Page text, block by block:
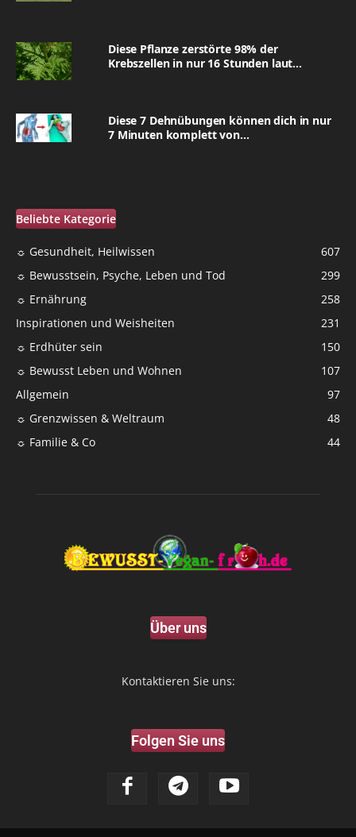
Diese Pflanze zerstörte 98% der
Krebszellen in nur 16 Stunden laut...
Diese 7 Dehnübungen können dich in nur
7 Minuten komplett von...
Beliebte Kategorie
☼ Gesundheit, Heilwissen
607
☼ Bewusstsein, Psyche, Leben und Tod
299
☼ Ernährung
258
Inspirationen und Weisheiten
231
☼ Erdhüter sein
150
☼ Bewusst Leben und Wohnen
107
Allgemein
97
☼ Grenzwissen & Weltraum
48
☼ Familie & Co
44
Über uns
Kontaktieren Sie uns:
Folgen Sie uns